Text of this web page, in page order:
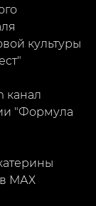
культуры
"
канал
"Формула
МАХ